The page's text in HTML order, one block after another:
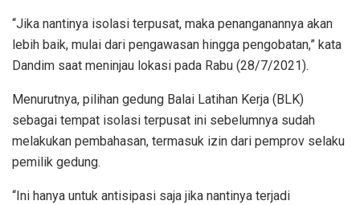
“Jika nantinya isolasi terpusat, maka penanganannya akan
lebih baik, mulai dari pengawasan hingga pengobatan,” kata
Dandim saat meninjau lokasi pada Rabu (28/7/2021).
Menurutnya, pilihan gedung Balai Latihan Kerja (BLK)
sebagai tempat isolasi terpusat ini sebelumnya sudah
melakukan pembahasan, termasuk izin dari pemprov selaku
pemilik gedung.
“Ini hanya untuk antisipasi saja jika nantinya terjadi